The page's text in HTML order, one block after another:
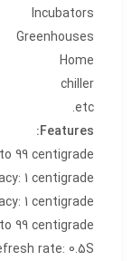
Incubators
Greenhouses
Home
chiller
etc.
Features:
99 centigrade
1 centigrade
1 centigrade
99 centigrade
rate: 0.5S